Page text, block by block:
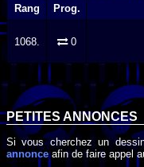
Rang Prog.
1068. 0
PETITES ANNONCES
Si vous cherchez un
annonceafin de faire appel